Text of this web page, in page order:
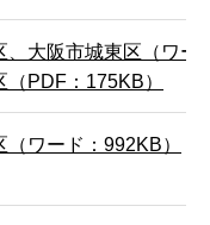
、大阪市城東区（ワー
PDF：175KB）
ワード：992KB）